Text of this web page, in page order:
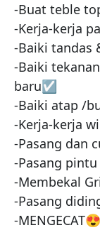
-Buat teble
-Kerja-kerja
-Baiki tandas
-Baiki
baru☑️
-Baiki atap /
-Kerja-kerja
-Pasang dan
-Pasang
-Membekal
-Pasang
-MENGECAT😍